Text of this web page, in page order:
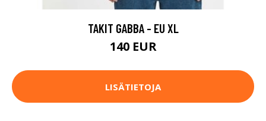
TAKIT GABBA - EU XL
140 EUR
LISÄTIETOJA